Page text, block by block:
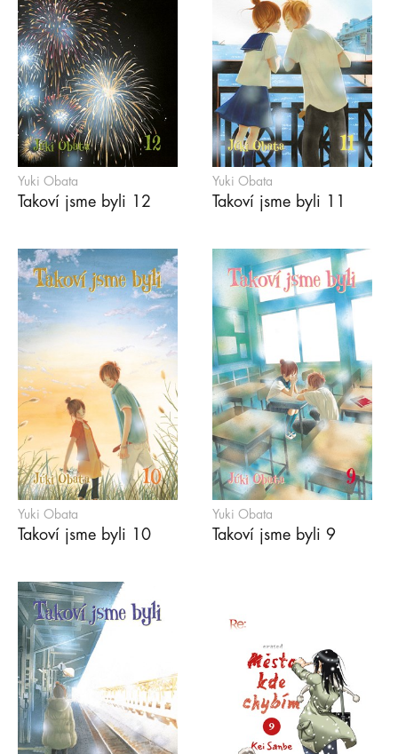
Yuki Obata
Takoví jsme byli 12
Yuki Obata
Takoví jsme byli 11
Yuki Obata
Takoví jsme byli 10
Yuki Obata
Takoví jsme byli 9